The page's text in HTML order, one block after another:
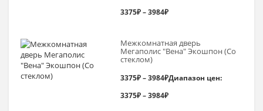
3375₽ – 3984₽
Межкомнатная дверь
Мегаполис "Вена" Экошпон (Со
стеклом)
3375₽–3984₽Диапазон цен:
3375₽ – 3984₽